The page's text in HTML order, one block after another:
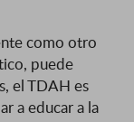
como otro
puede
el TDAH es
a educar a la